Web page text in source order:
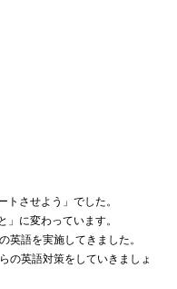
させよう」でした。
に変わっています。
英語を実施してきました。
の英語対策をしていきましょ